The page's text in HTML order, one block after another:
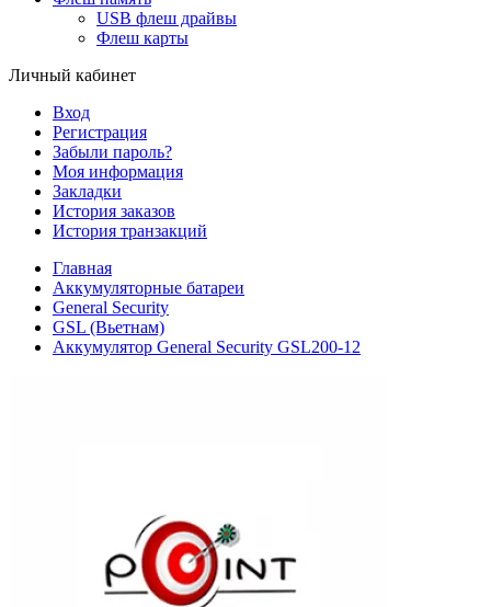
USB флеш драйвы
Флеш карты
Личный кабинет
Вход
Регистрация
Забыли пароль?
Моя информация
Закладки
История заказов
История транзакций
Главная
Аккумуляторные батареи
General Security
GSL (Вьетнам)
Аккумулятор General Security GSL200-12